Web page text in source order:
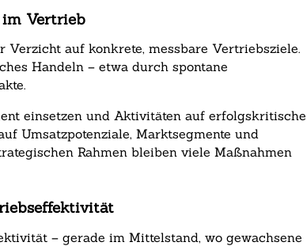
Vertrieb
auf konkrete, messbare Vertriebsziele.
Handeln – etwa durch spontane
einsetzen und Aktivitäten auf erfolgskritische
Umsatzpotenziale, Marktsegmente und
Rahmen bleiben viele Maßnahmen
– gerade im Mittelstand, wo gewachsene